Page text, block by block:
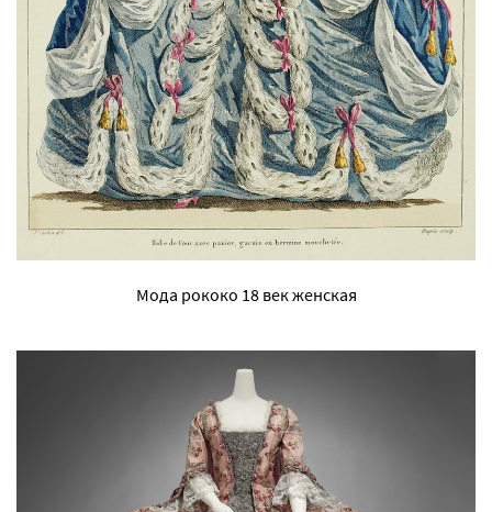
Мода рококо 18 век женская